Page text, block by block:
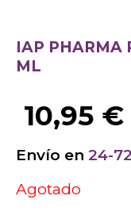
IAP PHARMA
ML
10,95 €
Envío en 24-72
Agotado